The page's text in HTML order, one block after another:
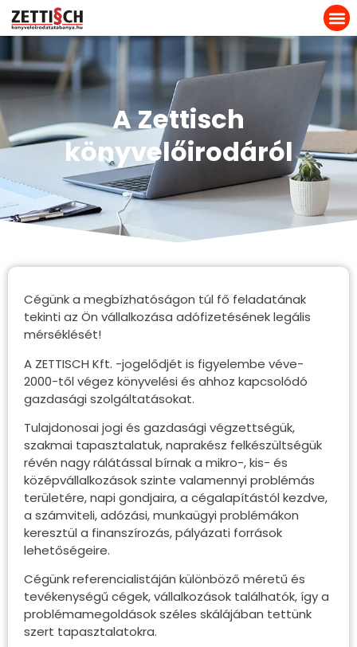
A Zettisch
könyvelőirodáról
Cégünk a megbízhatóságon túl fő feladatának
tekinti az Ön vállalkozása adófizetésének legális
mérséklését!
A ZETTISCH Kft. -jogelődjét is figyelembe véve-
2000-től végez könyvelési és ahhoz kapcsolódó
gazdasági szolgáltatásokat.
Tulajdonosai jogi és gazdasági végzettségük,
szakmai tapasztalatuk, naprakész felkészültségük
révén nagy rálátással bírnak a mikro-, kis- és
középvállalkozások szinte valamennyi problémás
területére, napi gondjaira, a cégalapítástól kezdve,
a számviteli, adózási, munkaügyi problémákon
keresztül a finanszírozás, pályázati források
lehetőségeire.
Cégünk referencialistáján különböző méretű és
tevékenységű cégek, vállalkozások találhatók, így a
problémamegoldások széles skálájában tettünk
szert tapasztalatokra.